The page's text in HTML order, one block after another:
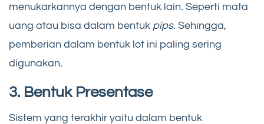
menukarkannya dengan bentuk lain. Seperti mata
uang atau bisa dalam bentuk pips. Sehingga,
pemberian dalam bentuk lot ini paling sering
digunakan.
3. Bentuk Presentase
Sistem yang terakhir yaitu dalam bentuk